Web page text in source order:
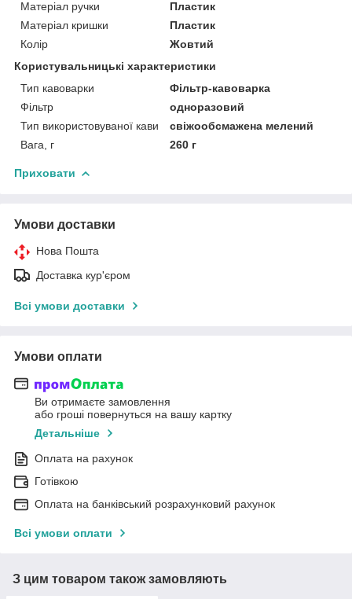
Матеріал ручки
Пластик
Матеріал кришки
Пластик
Колір
Жовтий
Користувальницькі характеристики
Тип кавоварки
Фільтр-кавоварка
Фільтр
одноразовий
Тип використовуваної кави
свіжообсмажена мелений
Вага, г
260 г
Приховати
Умови доставки
Нова Пошта
Доставка кур'єром
Всі умови доставки
Умови оплати
Ви отримаєте замовлення
або гроші повернуться на вашу картку
Детальніше
Оплата на рахунок
Готівкою
Оплата на банківський розрахунковий рахунок
Всі умови оплати
З цим товаром також замовляють